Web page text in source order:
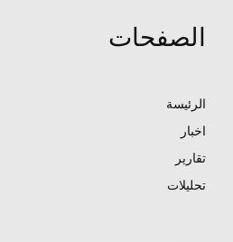
الصفحات
الرئيسة
اخبار
تقارير
تحليلات